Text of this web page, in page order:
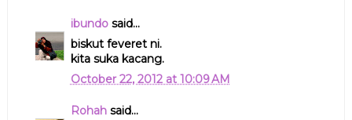
ibundosaid...
biskut feveret ni.
kita suka kacang.
October 22, 2012 at 10:09 AM
Rohahsaid...